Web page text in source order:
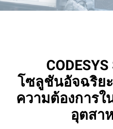
โซลูชันอัจฉริย
ความต้องการ
อุตสา